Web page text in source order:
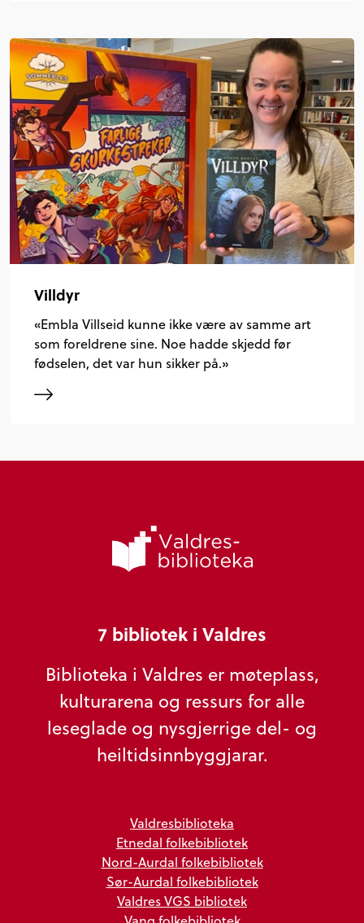
Villdyr
«Embla Villseid kunne ikke være av samme art
som foreldrene sine. Noe hadde skjedd før
fødselen, det var hun sikker på.»
7 bibliotek i Valdres
Biblioteka i Valdres er møteplass,
kulturarena og ressurs for alle
leseglade og nysgjerrige del- og
heiltidsinnbyggjarar.
Valdresbiblioteka
Etnedal folkebibliotek
Nord-Aurdal folkebibliotek
Sør-Aurdal folkebibliotek
Valdres VGS bibliotek